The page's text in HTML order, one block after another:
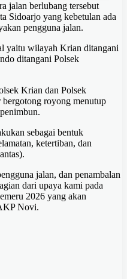
jalan berlubang tersebut
Sidoarjo yang kebetulan ada
pengguna jalan.
yaitu wilayah Krian ditangani
ditangani Polsek
Krian dan Polsek
bergotong royong menutup
sebagai bentuk
ketertiban, dan
jalan, dan penambalan
dari upaya kami pada
2026 yang akan
Novi.